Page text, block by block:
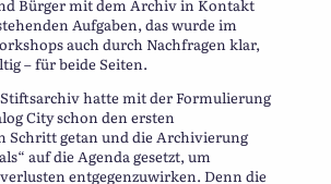
Bürger mit dem Archiv in Kontakt
Aufgaben, das wurde im
auch durch Nachfragen klar,
– für beide Seiten.
Stiftsarchiv hatte mit der Formulierung
City schon den ersten
Schritt getan und die Archivierung
auf die Agenda gesetzt, um
entgegenzuwirken. Denn die